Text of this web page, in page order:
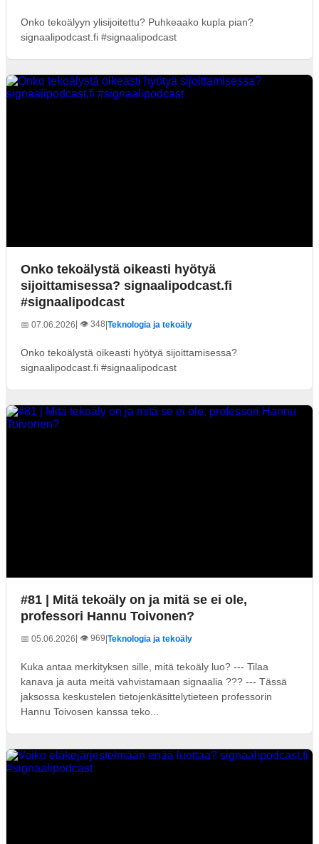
Onko tekoälyyn ylisijoitettu? Puhkeaako kupla pian?
signaalipodcast.fi #signaalipodcast
Onko tekoälystä oikeasti hyötyä
sijoittamisessa? signaalipodcast.fi
#signaalipodcast
📅 07.06.2026| 👁️ 348 Teknologia ja tekoäly
Onko tekoälystä oikeasti hyötyä sijoittamisessa?
signaalipodcast.fi #signaalipodcast
#81 | Mitä tekoäly on ja mitä se ei ole,
professori Hannu Toivonen?
📅 05.06.2026| 👁️ 969 Teknologia ja tekoäly
Kuka antaa merkityksen sille, mitä tekoäly luo? --- Tilaa
kanava ja auta meitä vahvistamaan signaalia ??? --- Tässä
jaksossa keskustelen tietojenkäsittelytieteen professorin
Hannu Toivosen kanssa teko...